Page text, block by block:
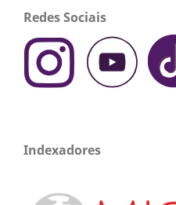
Redes Sociais
Indexadores